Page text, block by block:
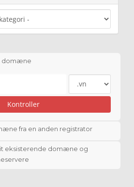
domæne
Kontroller
fra en anden registrator
eksisterende domæne og